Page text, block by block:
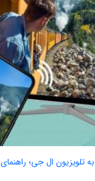
ال جی؛